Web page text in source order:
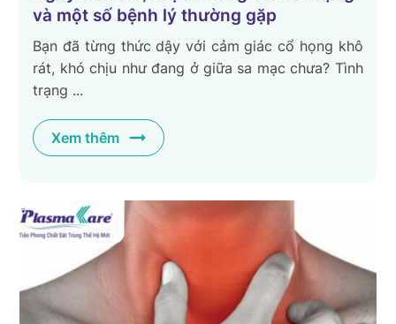
và một số bệnh lý thường gặp
Bạn đã từng thức dậy với cảm giác cổ họng khô
rát, khó chịu như đang ở giữa sa mạc chưa? Tình
trạng ...
Xem thêm